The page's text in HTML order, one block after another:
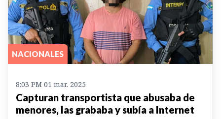
NACIONALES
8:03 PM 01 mar. 2025
Capturan transportista que abusaba de
menores, las grababa y subía a Internet